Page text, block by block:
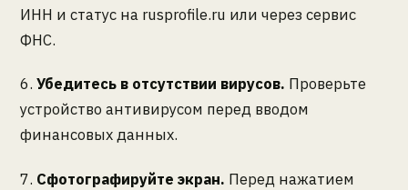
ИНН и статус на rusprofile.ru или через сервис
ФНС.
6. Убедитесь в отсутствии вирусов. Проверьте
устройство антивирусом перед вводом
финансовых данных.
7. Сфотографируйте экран. Перед нажатием